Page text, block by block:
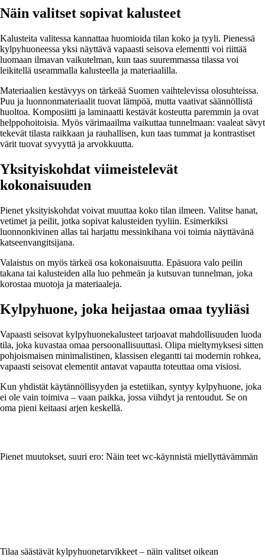
Näin valitset sopivat kalusteet
Kalusteita valitessa kannattaa huomioida tilan koko ja tyyli. Pienessä
kylpyhuoneessa yksi näyttävä vapaasti seisova elementti voi riittää
luomaan ilmavan vaikutelman, kun taas suuremmassa tilassa voi
leikitellä useammalla kalusteella ja materiaalilla.
Materiaalien kestävyys on tärkeää Suomen vaihtelevissa olosuhteissa.
Puu ja luonnonmateriaalit tuovat lämpöä, mutta vaativat säännöllistä
huoltoa. Komposiitti ja laminaatti kestävät kosteutta paremmin ja ovat
helppohoitoisia. Myös värimaailma vaikuttaa tunnelmaan: vaaleat sävyt
tekevät tilasta raikkaan ja rauhallisen, kun taas tummat ja kontrastiset
värit tuovat syvyyttä ja arvokkuutta.
Yksityiskohdat viimeistelevät
kokonaisuuden
Pienet yksityiskohdat voivat muuttaa koko tilan ilmeen. Valitse hanat,
vetimet ja peilit, jotka sopivat kalusteiden tyyliin. Esimerkiksi
luonnonkivinen allas tai harjattu messinkihana voi toimia näyttävänä
katseenvangitsijana.
Valaistus on myös tärkeä osa kokonaisuutta. Epäsuora valo peilin
takana tai kalusteiden alla luo pehmeän ja kutsuvan tunnelman, joka
korostaa muotoja ja materiaaleja.
Kylpyhuone, joka heijastaa omaa tyyliäsi
Vapaasti seisovat kylpyhuonekalusteet tarjoavat mahdollisuuden luoda
tila, joka kuvastaa omaa persoonallisuuttasi. Olipa mieltymyksesi sitten
pohjoismaisen minimalistinen, klassisen elegantti tai modernin rohkea,
vapaasti seisovat elementit antavat vapautta toteuttaa oma visiosi.
Kun yhdistät käytännöllisyyden ja estetiikan, syntyy kylpyhuone, joka
ei ole vain toimiva – vaan paikka, jossa viihdyt ja rentoudut. Se on
oma pieni keitaasi arjen keskellä.
Pienet muutokset, suuri ero: Näin teet wc-käynnistä miellyttävämmän
Tilaa säästävät kylpyhuonetarvikkeet – näin valitset oikean